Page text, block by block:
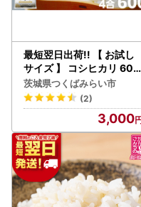
最短翌日出荷!! 【 お試し
サイズ 】 コシヒカリ 600
g (600g×1袋) 令和7年産
茨城県産 お試し ♪ 4合
茨城県つくばみらい市
(2)
3,000